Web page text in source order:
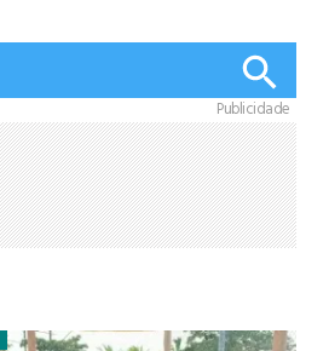
Publicidade